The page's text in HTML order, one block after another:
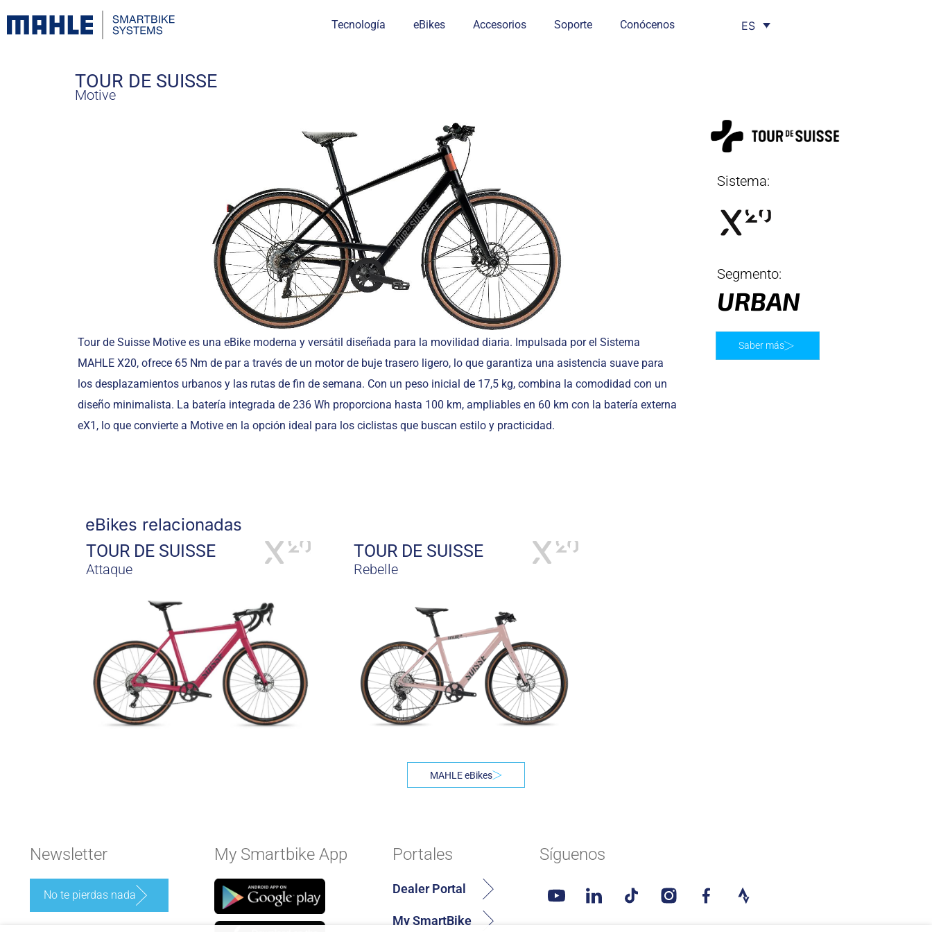
Tecnología eBikes Accesorios Soporte Conócenos ES
TOUR DE SUISSE
Motive
Tour de Suisse Motive es una eBike moderna y versátil diseñada para la movilidad diaria. Impulsada por el Sistema
MAHLE X20, ofrece 65 Nm de par a través de un motor de buje trasero ligero, lo que garantiza una asistencia suave para
los desplazamientos urbanos y las rutas de fin de semana. Con un peso inicial de 17,5 kg, combina la comodidad con un
diseño minimalista. La batería integrada de 236 Wh proporciona hasta 100 km, ampliables en 60 km con la batería externa
eX1, lo que convierte a Motive en la opción ideal para los ciclistas que buscan estilo y practicidad.
Sistema:
Segmento:
URBAN
Saber más
eBikes relacionadas
TOUR DE SUISSE
Attaque
TOUR DE SUISSE
Rebelle
MAHLE eBikes
Newsletter
No te pierdas nada
My Smartbike App Portales
Dealer Portal
My SmartBike
Síguenos